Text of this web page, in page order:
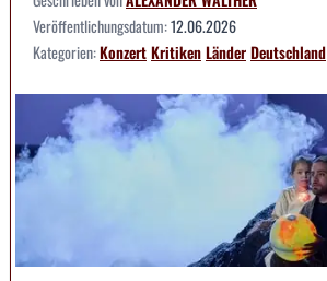
Veröffentlichungsdatum:12.06.2026
Kategorien:KonzertKritikenLänderDeutschland